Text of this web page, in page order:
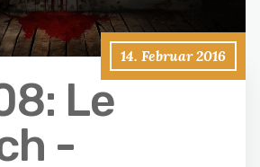
14. Februar 2016
Le
-